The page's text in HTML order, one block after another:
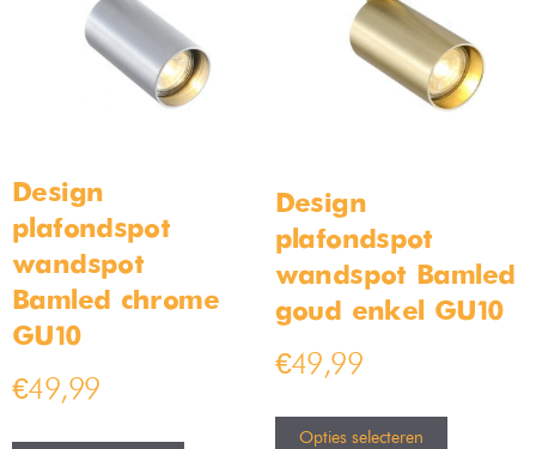
Design
plafondspot
wandspot
Bamled chrome
GU10
€49,99
Design
plafondspot
wandspot Bamled
goud enkel GU10
€49,99
Opties selecteren